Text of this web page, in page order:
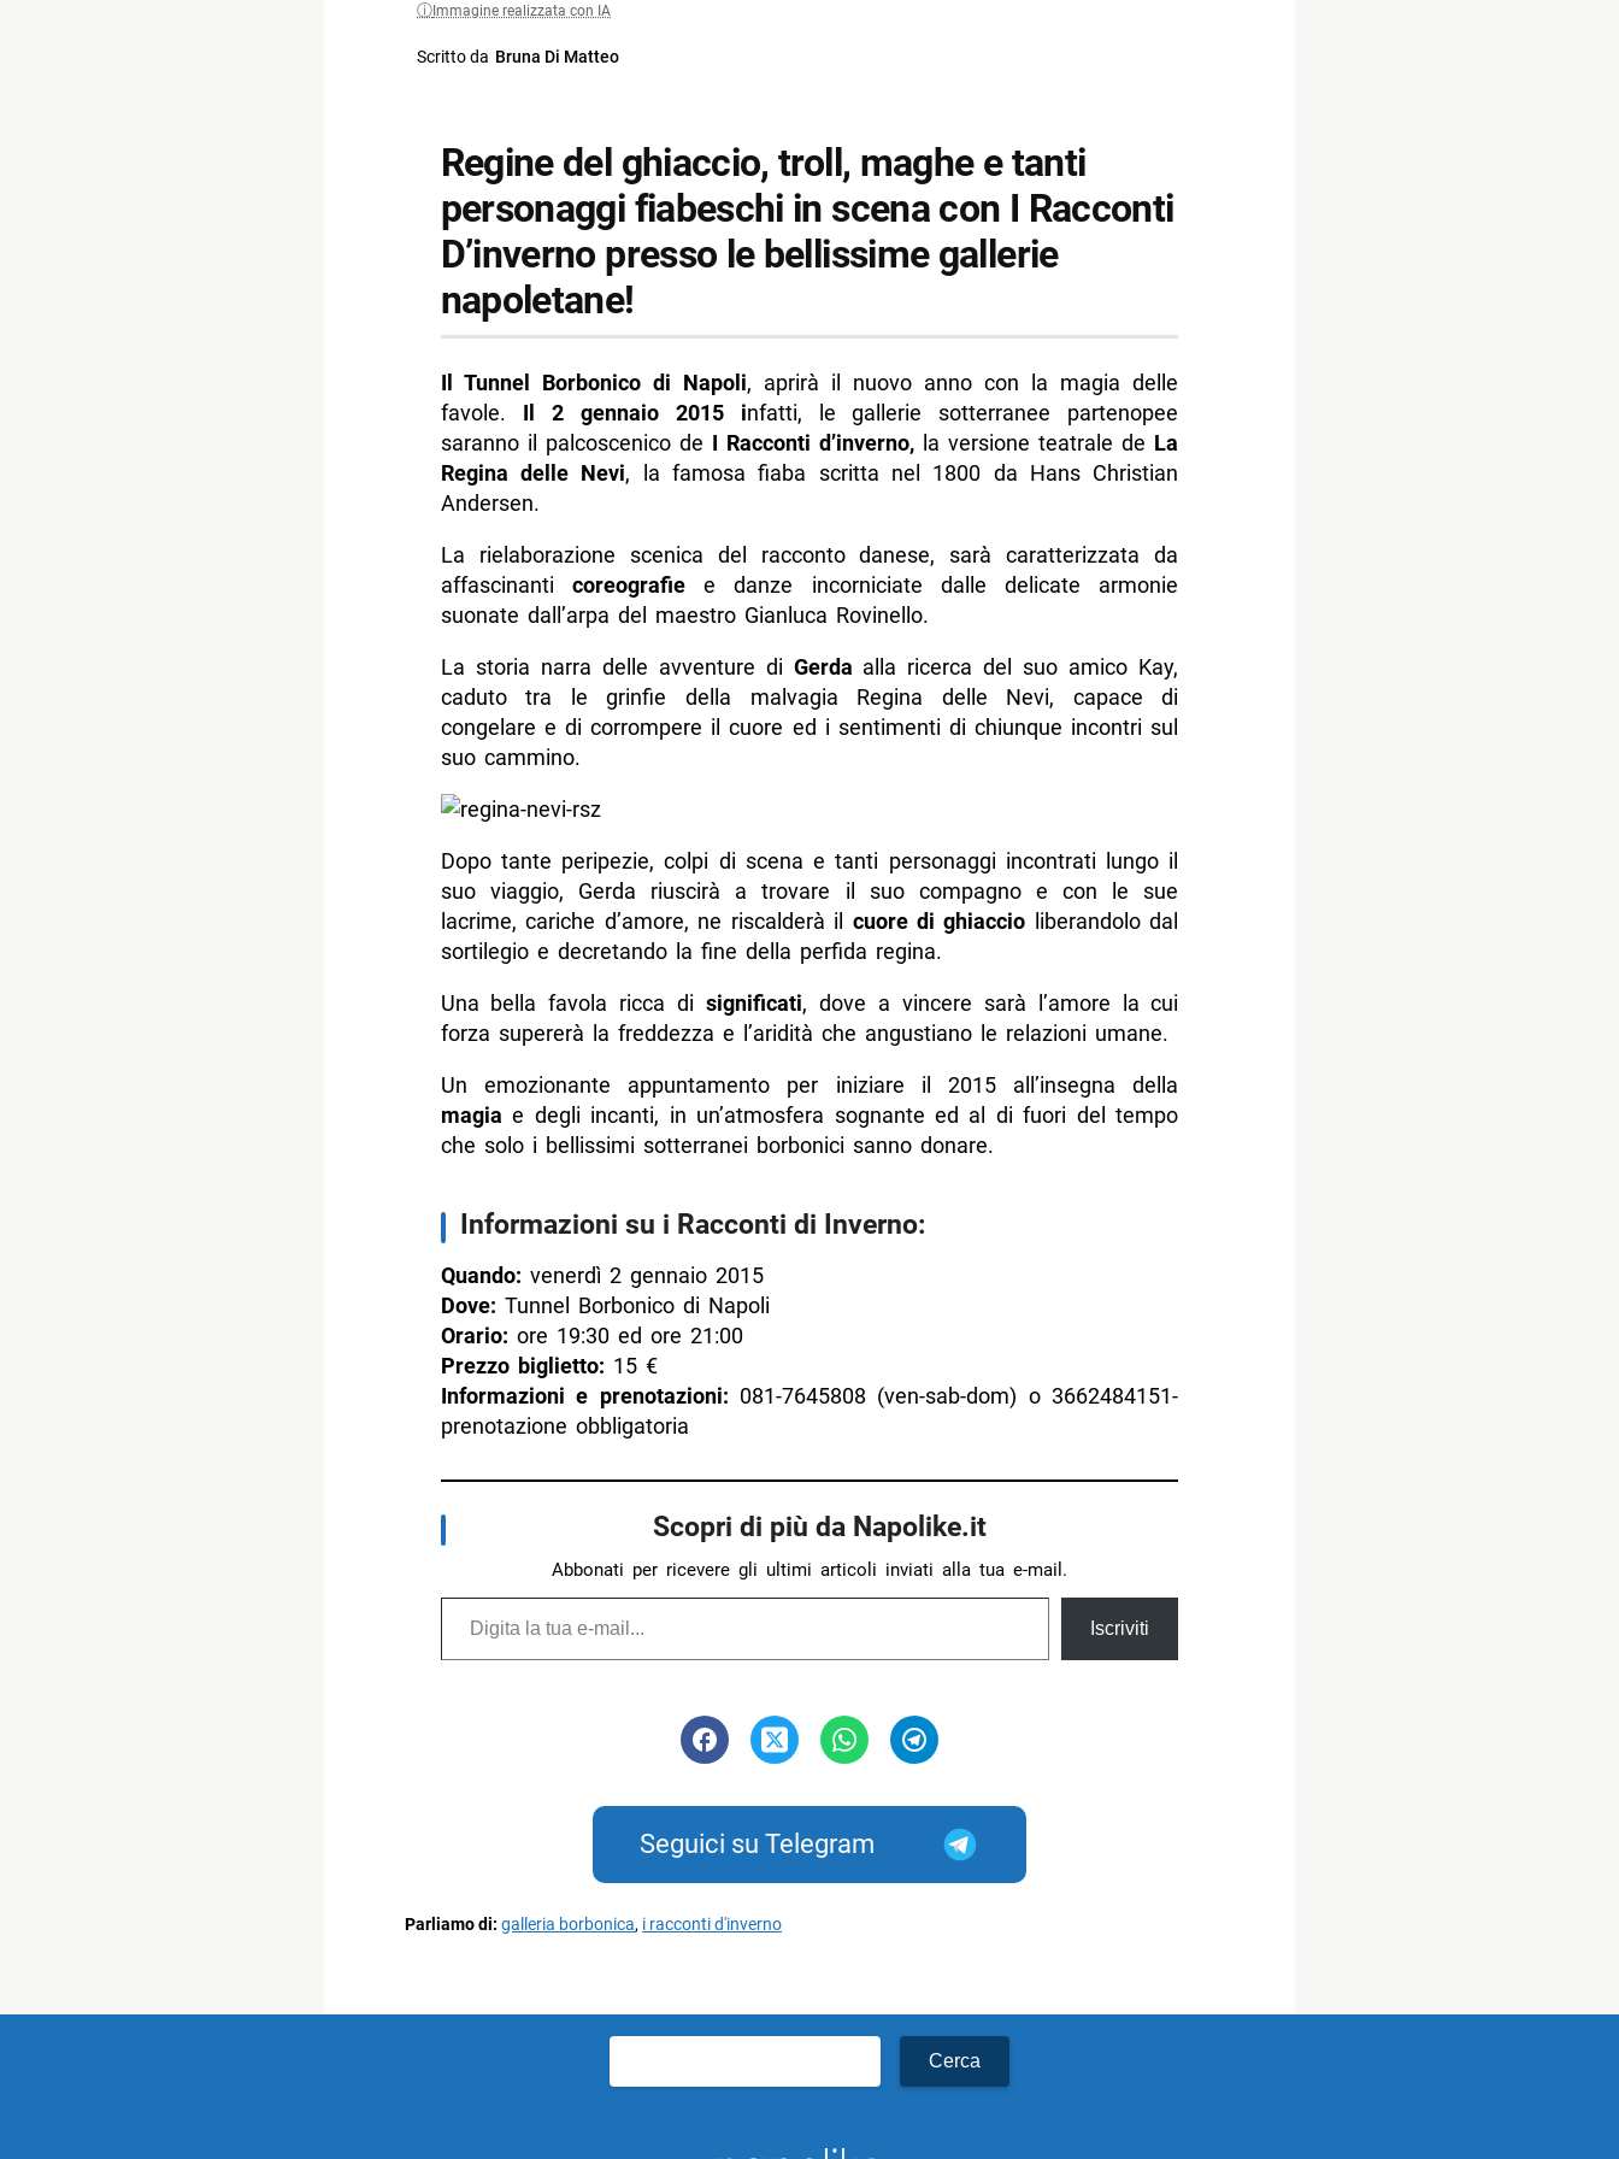
Immagine realizzata con IA
Scritto da Bruna Di Matteo
Regine del ghiaccio, troll, maghe e tanti
personaggi fiabeschi in scena con I Racconti
D’inverno presso le bellissime gallerie
napoletane!
Il Tunnel Borbonico di Napoli, aprirà il nuovo anno con la magia delle
favole. Il 2 gennaio 2015 infatti, le gallerie sotterranee partenopee
saranno il palcoscenico de I Racconti d’inverno, la versione teatrale de La
Regina delle Nevi, la famosa fiaba scritta nel 1800 da Hans Christian
Andersen.
La rielaborazione scenica del racconto danese, sarà caratterizzata da
affascinanti coreografiee danze incorniciate dalle delicate armonie
suonate dall’arpa del maestro Gianluca Rovinello.
La storia narra delle avventure di Gerda alla ricerca del suo amico Kay,
caduto tra le grinfie della malvagia Regina delle Nevi, capace di
congelare e di corrompere il cuore ed i sentimenti di chiunque incontri sul
suo cammino.
Dopo tante peripezie, colpi di scena e tanti personaggi incontrati lungo il
suo viaggio, Gerda riuscirà a trovare il suo compagno e con le sue
lacrime, cariche d’amore, ne riscalderà il cuore di ghiaccio liberandolo dal
sortilegio e decretando la fine della perfida regina.
Una bella favola ricca di significati, dove a vincere sarà l’amore la cui
forza supererà la freddezza e l’aridità che angustiano le relazioni umane.
Un emozionante appuntamento per iniziare il 2015 all’insegna della
magia e degli incanti, in un’atmosfera sognante ed al di fuori del tempo
che solo i bellissimi sotterranei borbonici sanno donare.
Informazioni su i Racconti di Inverno:
Quando: venerdì 2 gennaio 2015
Dove: Tunnel Borbonico di Napoli
Orario: ore 19:30 ed ore 21:00
Prezzo biglietto: 15 €
Informazioni e prenotazioni: 081-7645808 (ven-sab-dom) o 3662484151-
prenotazione obbligatoria
Scopri di più da Napolike.it
Abbonati per ricevere gli ultimi articoli inviati alla tua e-mail.
Digita la tua e-mail...
Iscriviti
Seguici su Telegram
Parliamo di: galleria borbonica, i racconti d'inverno
per: